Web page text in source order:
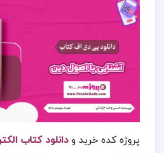
پروژه کده خرید ودانلود کتاب